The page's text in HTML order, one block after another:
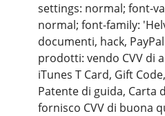
settings: normal; font-
normal; font-family:
documenti, hack,
prodotti: vendo CVV di
iTunes T Card, Gift
Patente di guida, Carta
fornisco CVV di buona